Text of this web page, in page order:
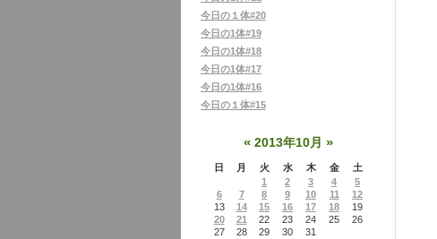
今日の１体#20
今日の1体#19
今日の1体#18
今日の1体#17
今日の1体#16
今日の１体#15
« 2013年10月 »
日 月 火 水 木 金
土
1
2 3 4
5
6
7 8 9 10 11
12
13
14 15 16 17 18
19
20
21 22 23 24 25
26
27
28 29 30 31